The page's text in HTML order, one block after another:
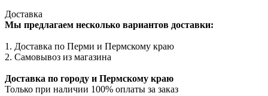
Доставка
Мы предлагаем несколько вариантов доставки:
1. Доставка по Перми и Пермскому краю
2. Самовывоз из магазина
Доставка по городу и Пермскому краю
Только при наличии 100% оплаты за заказ